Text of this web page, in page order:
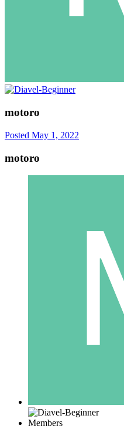
motoro
Posted May 1, 2022
motoro
Members